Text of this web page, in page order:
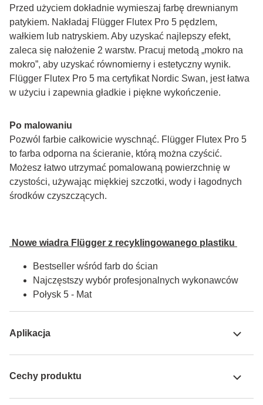
Przed użyciem dokładnie wymieszaj farbę drewnianym
patykiem. Nakładaj Flügger Flutex Pro 5 pędzlem,
wałkiem lub natryskiem. Aby uzyskać najlepszy efekt,
zaleca się nałożenie 2 warstw. Pracuj metodą „mokro na
mokro”, aby uzyskać równomierny i estetyczny wynik.
Flügger Flutex Pro 5 ma certyfikat Nordic Swan, jest łatwa
w użyciu i zapewnia gładkie i piękne wykończenie.
Po malowaniu
Pozwól farbie całkowicie wyschnąć. Flügger Flutex Pro 5
to farba odporna na ścieranie, którą można czyścić.
Możesz łatwo utrzymać pomalowaną powierzchnię w
czystości, używając miękkiej szczotki, wody i łagodnych
środków czyszczących.
Nowe wiadra Flügger z recyklingowanego plastiku
Bestseller wśród farb do ścian
Najczęstszy wybór profesjonalnych wykonawców
Połysk 5 - Mat
Aplikacja
Cechy produktu